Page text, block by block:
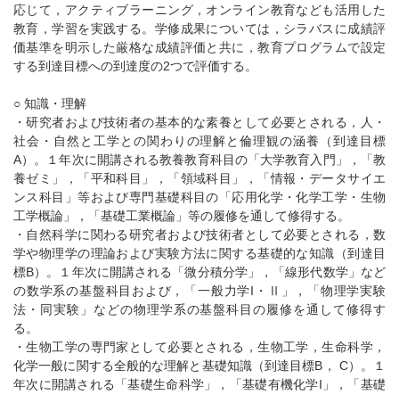
応じて，アクティブラーニング，オンライン教育なども活用した
教育，学習を実践する。学修成果については，シラバスに成績評
価基準を明示した厳格な成績評価と共に，教育プログラムで設定
する到達目標への到達度の2つで評価する。
○ 知識・理解
・研究者および技術者の基本的な素養として必要とされる，人・
社会・自然と工学との関わりの理解と倫理観の涵養（到達目標
A）。１年次に開講される教養教育科目の「大学教育入門」，「教
養ゼミ」，「平和科目」，「領域科目」，「情報・データサイエ
ンス科目」等および専門基礎科目の「応用化学・化学工学・生物
工学概論」，「基礎工業概論」等の履修を通して修得する。
・自然科学に関わる研究者および技術者として必要とされる，数
学や物理学の理論および実験方法に関する基礎的な知識（到達目
標B）。１年次に開講される「微分積分学」，「線形代数学」など
の数学系の基盤科目および，「一般力学I・Ⅱ」，「物理学実験
法・同実験」などの物理学系の基盤科目の履修を通して修得す
る。
・生物工学の専門家として必要とされる，生物工学，生命科学，
化学一般に関する全般的な理解と基礎知識（到達目標B， C）。１
年次に開講される「基礎生命科学」，「基礎有機化学I」，「基礎